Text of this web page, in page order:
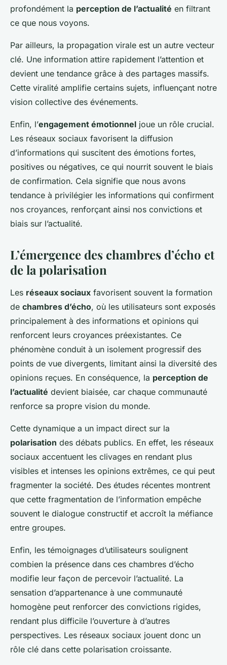
profondément la perception de l’actualité en filtrant
ce que nous voyons.
Par ailleurs, la propagation virale est un autre vecteur
clé. Une information attire rapidement l’attention et
devient une tendance grâce à des partages massifs.
Cette viralité amplifie certains sujets, influençant notre
vision collective des événements.
Enfin, l’engagement émotionnel joue un rôle crucial.
Les réseaux sociaux favorisent la diffusion
d’informations qui suscitent des émotions fortes,
positives ou négatives, ce qui nourrit souvent le biais
de confirmation. Cela signifie que nous avons
tendance à privilégier les informations qui confirment
nos croyances, renforçant ainsi nos convictions et
biais sur l’actualité.
L’émergence des chambres d’écho et
de la polarisation
Les réseaux sociaux favorisent souvent la formation
de chambres d’écho, où les utilisateurs sont exposés
principalement à des informations et opinions qui
renforcent leurs croyances préexistantes. Ce
phénomène conduit à un isolement progressif des
points de vue divergents, limitant ainsi la diversité des
opinions reçues. En conséquence, la perception de
l’actualité devient biaisée, car chaque communauté
renforce sa propre vision du monde.
Cette dynamique a un impact direct sur la
polarisation des débats publics. En effet, les réseaux
sociaux accentuent les clivages en rendant plus
visibles et intenses les opinions extrêmes, ce qui peut
fragmenter la société. Des études récentes montrent
que cette fragmentation de l’information empêche
souvent le dialogue constructif et accroît la méfiance
entre groupes.
Enfin, les témoignages d’utilisateurs soulignent
combien la présence dans ces chambres d’écho
modifie leur façon de percevoir l’actualité. La
sensation d’appartenance à une communauté
homogène peut renforcer des convictions rigides,
rendant plus difficile l’ouverture à d’autres
perspectives. Les réseaux sociaux jouent donc un
rôle clé dans cette polarisation croissante.